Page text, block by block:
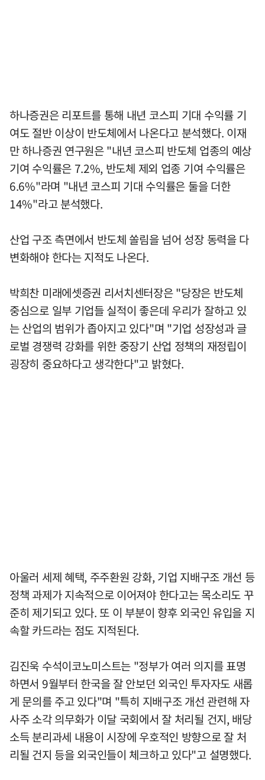
하나증권은 리포트를 통해 내년 코스피 기대 수익률 기
여도 절반 이상이 반도체에서 나온다고 분석했다. 이재
만 하나증권 연구원은 "내년 코스피 반도체 업종의 예상
기여 수익률은 7.2%, 반도체 제외 업종 기여 수익률은
6.6%"라며 "내년 코스피 기대 수익률은 둘을 더한
14%"라고 분석했다.
산업 구조 측면에서 반도체 쏠림을 넘어 성장 동력을 다
변화해야 한다는 지적도 나온다.
박희찬 미래에셋증권 리서치센터장은 "당장은 반도체
중심으로 일부 기업들 실적이 좋은데 우리가 잘하고 있
는 산업의 범위가 좁아지고 있다"며 "기업 성장성과 글
로벌 경쟁력 강화를 위한 중장기 산업 정책의 재정립이
굉장히 중요하다고 생각한다"고 밝혔다.
아울러 세제 혜택, 주주환원 강화, 기업 지배구조 개선 등
정책 과제가 지속적으로 이어져야 한다고는 목소리도 꾸
준히 제기되고 있다. 또 이 부분이 향후 외국인 유입을 지
속할 카드라는 점도 지적된다.
김진욱 수석이코노미스트는 "정부가 여러 의지를 표명
하면서 9월부터 한국을 잘 안보던 외국인 투자자도 새롭
게 문의를 주고 있다"며 "특히 지배구조 개선 관련해 자
사주 소각 의무화가 이달 국회에서 잘 처리될 건지, 배당
소득 분리과세 내용이 시장에 우호적인 방향으로 잘 처
리될 건지 등을 외국인들이 체크하고 있다"고 설명했다.